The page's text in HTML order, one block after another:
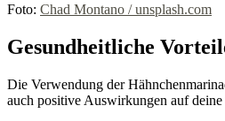
Foto: Chad Montano / unsplash.com
Gesundheitliche
Die Verwendung der
auch positive Auswirkungen auf deine